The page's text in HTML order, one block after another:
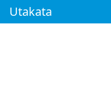
Utakata